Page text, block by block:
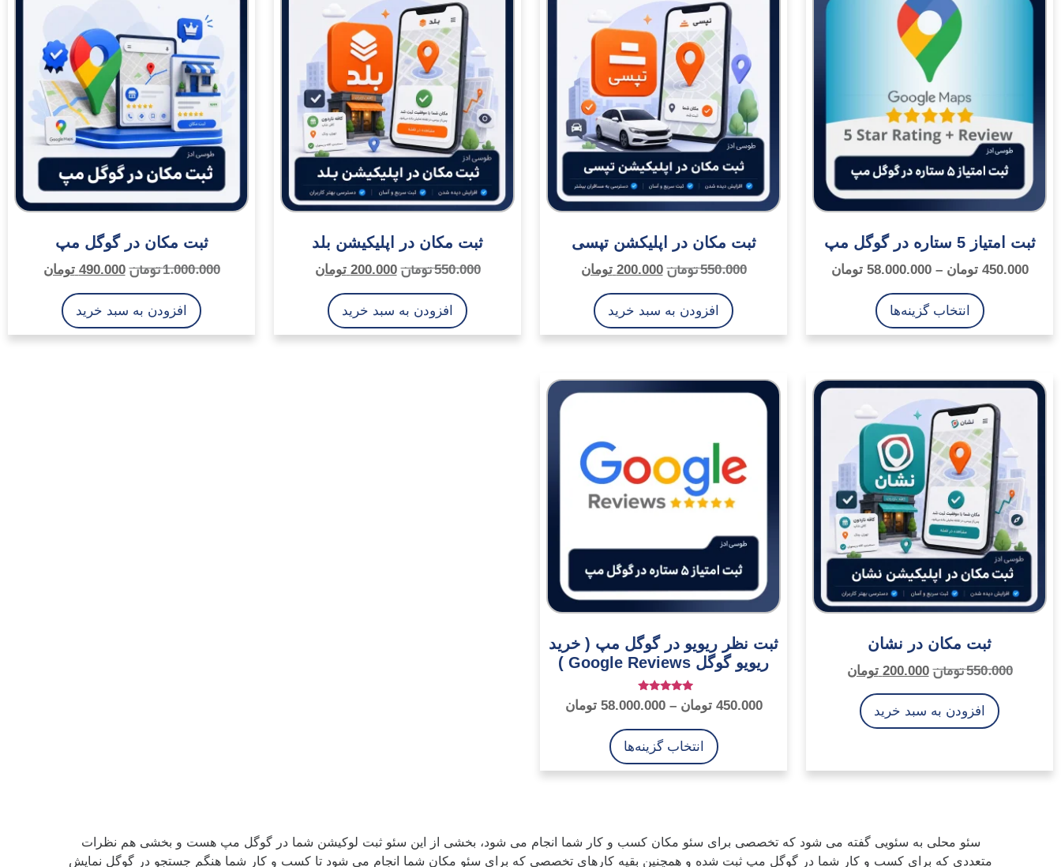
ثبت امتیاز 5 ستاره در گوگل مپ
450.000 تومان –
58.000.000 تومان
انتخاب گزینه‌ها
ثبت مکان در اپلیکشن تپسی
550.000تومان 200.000 تومان
افزودن به سبد خرید
ثبت مکان در اپلیکیشن بلد
550.000تومان 200.000 تومان
افزودن به سبد خرید
ثبت مکان در گوگل مپ
1.000.000تومان 490.000 تومان
افزودن به سبد خرید
ثبت مکان در نشان
550.000تومان 200.000 تومان
افزودن به سبد خرید
ثبت نظر ریویو در گوگل مپ ( خرید
ریویو گوگل Google Reviews )
امتیاز
5.00
450.000 تومان –
58.000.000 تومان
انتخاب گزینه‌ها
سئو محلی به سئویی گفته می شود که تخصصی برای سئو مکان کسب و کار شما انجام می شود، بخشی از این سئو ثبت لوکیشن شما در گوگل مپ هست و بخشی هم نظرات
متعددی که برای کسب و کار شما در گوگل مپ ثبت شده و همچنین بقیه کارهای تخصصی که برای سئو مکان شما انجام می شود تا کسب و کار شما هنگم جستجو در گوگل نمایش